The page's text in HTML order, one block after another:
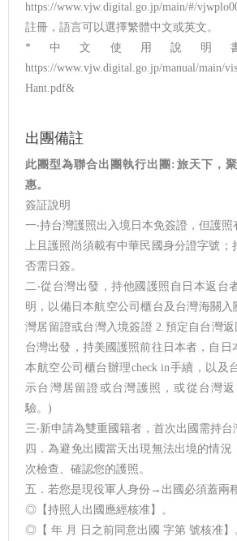
https://www.vjw.digital.go.jp/main/#/
註冊，語言可以選擇繁體中文或英文。
*中文使用說明
https://www.vjw.digital.go.jp/manual/main/
Hant.pdf&
出團備註
此團型為聯合出團執行出團:旅天下，
惠。
簽証說明
一‧持台灣護照出入境日本免簽證，但護
上且護照尚須載有中華民國身分證字號；
否需日簽。
二‧從台灣出發，持他國護照自日本返台
明，以備日本航空公司櫃台及台灣海關
灣居留證或台灣入境簽證 2.預定自台灣
台灣出發，持美國護照前往日本者，自日
本航空公司櫃台辦理check in手續，以及
示台灣居留證或台灣護照，或從台灣
驗。)
三‧新申請為雙重國籍者，首次出國需持台
四．為避免出國當天出現無法出境的情況
次檢查、確認您的護照。
五．若您是現役軍人身份→出國必須蓋兩
◎【持照人出國應經核准】。
◎【 年 月 日之前同意出國 字第 號核准】